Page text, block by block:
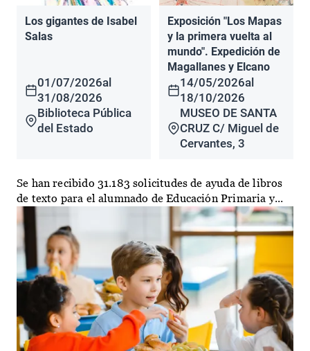
Los gigantes de Isabel
Salas
01/07/2026al
31/08/2026
Biblioteca Pública
del Estado
Exposición "Los Mapas
y la primera vuelta al
mundo". Expedición de
Magallanes y Elcano
14/05/2026al
18/10/2026
MUSEO DE SANTA
CRUZ C/ Miguel de
Cervantes, 3
Se han recibido 31.183 solicitudes de ayuda de libros
de texto para el alumnado de Educación Primaria y...